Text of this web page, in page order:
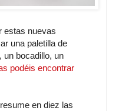
estas nuevas
una paletilla de
un bocadillo, un
podéis encontrar
resume en diez las